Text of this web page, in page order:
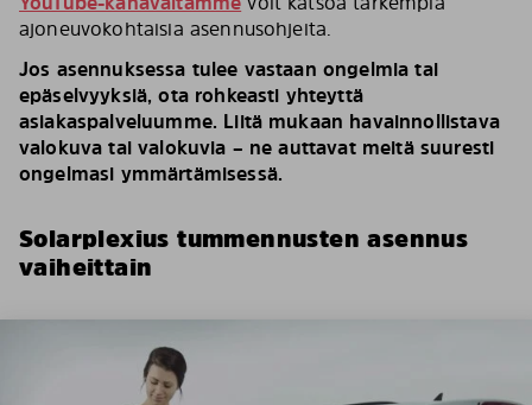
ajoneuvokohtaisia asennusohjeita.
Jos asennuksessa tulee vastaan ongelmia tai
epäselvyyksiä, ota rohkeasti yhteyttä
asiakaspalveluumme. Liitä mukaan havainnollistava
valokuva tai valokuvia – ne auttavat meitä suuresti
ongelmasi ymmärtämisessä.
Solarplexius tummennusten asennus
vaiheittain